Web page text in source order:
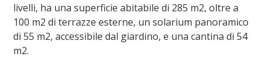
livelli, ha una superficie abitabile di 285 m2, oltre a
100 m2 di terrazze esterne, un solarium panoramico
di 55 m2, accessibile dal giardino, e una cantina di 54
m2.